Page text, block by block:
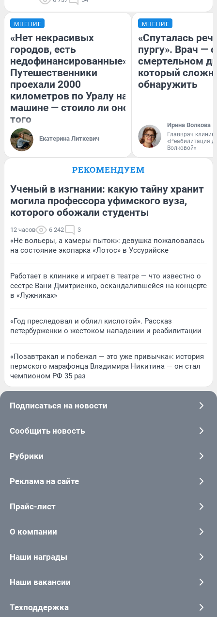
МНЕНИЕ
«Нет некрасивых
городов, есть
недофинансированные».
Путешественники
проехали 2000
километров по Уралу на
машине — стоило ли оно
того
Екатерина Литкевич
МНЕНИЕ
«Спуталась
пургу». Врач — о
смертельном
который
обнаружить
Ирина Волкова
Главврач
«Реабилитация
Волковой»
РЕКОМЕНДУЕМ
Ученый в изгнании: какую тайну хранит
могила профессора уфимского вуза,
которого обожали студенты
12 часов 6 242 3
«Не вольеры, а камеры пыток»: девушка пожаловалась
на состояние экопарка «Лотос» в Уссурийске
Работает в клинике и играет в театре — что известно о
сестре Вани Дмитриенко, оскандалившейся на концерте
в «Лужниках»
«Год преследовал и облил кислотой». Рассказ
петербурженки о жестоком нападении и реабилитации
«Позавтракал и побежал — это уже привычка»: история
пермского марафонца Владимира Никитина — он стал
чемпионом РФ 35 раз
Подписаться на новости
Сообщить новость
Рубрики
Реклама на сайте
Прайс-лист
О компании
Наши награды
Наши вакансии
Техподдержка